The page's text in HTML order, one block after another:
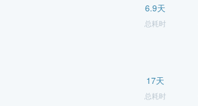
6.9天
总耗时
17天
总耗时